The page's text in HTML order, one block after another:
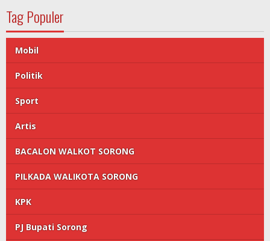
Tag Populer
Mobil
Politik
Sport
Artis
BACALON WALKOT SORONG
PILKADA WALIKOTA SORONG
KPK
PJ Bupati Sorong